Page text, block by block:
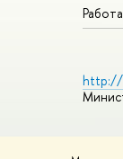
http://